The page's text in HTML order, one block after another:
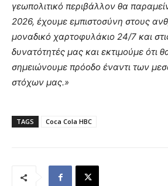
γεωπολιτικό περιβάλλον θα
2026, έχουμε εμπιστοσύνη στους
μοναδικό χαρτοφυλάκιο 24/7 και
δυνατότητές μας και εκτιμούμε ότι
σημειώνουμε πρόοδο έναντι των
στόχων μας.»
TAGS Coca Cola HBC